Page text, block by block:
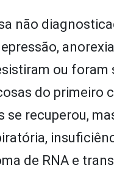
não
ou foram
do primeiro
recuperou,
de RNA e